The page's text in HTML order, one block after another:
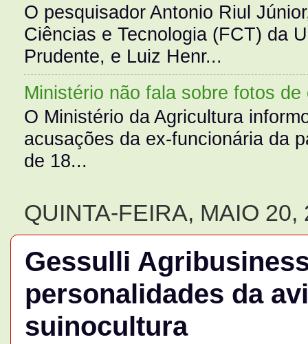
O pesquisador Antonio Riul
Ciências e Tecnologia (FCT) da
Prudente, e Luiz Henr...
Ministério não fala sobre fotos de
O Ministério da Agricultura
acusações da ex-funcionária da
de 18...
QUINTA-FEIRA, MAIO 20,
Gessulli
personalidades da
suinocultura